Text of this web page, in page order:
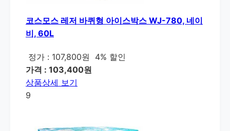
코스모스 레저 바퀴형 아이스박스 WJ-780, 네이
비, 60L
정가 : 107,800원
4% 할인
가격 : 103,400원
상품상세 보기
9